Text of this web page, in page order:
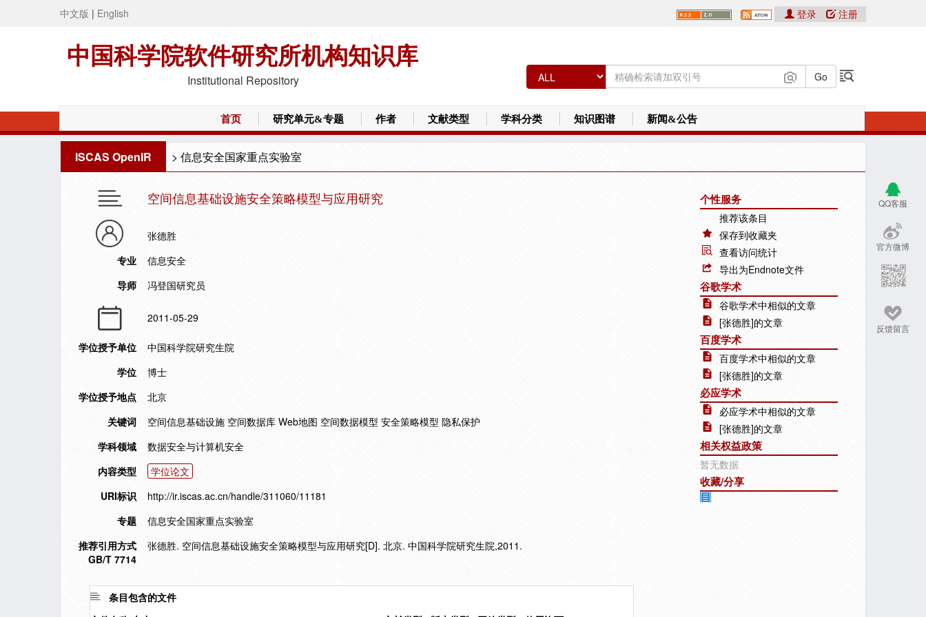
中文版 | English
中国科学院软件研究所机构知识库
Institutional Repository
登录 注册
首页 研究单元&专题 作者 文献类型 学科分类 知识图谱 新闻&公告
ISCAS OpenIR > 信息安全国家重点实验室
QQ客服
官方微博
反馈留言
空间信息基础设施安全策略模型与应用研究
张德胜
专业
信息安全
导师
冯登国研究员
2011-05-29
学位授予单位
中国科学院研究生院
学位
博士
学位授予地点
北京
关键词
空间信息基础设施 空间数据库 Web地图 空间数据模型 安全策略模型 隐私保护
学科领域
数据安全与计算机安全
内容类型
学位论文
URI标识
http://ir.iscas.ac.cn/handle/311060/11181
专题
信息安全国家重点实验室
推荐引用方式
GB/T 7714
张德胜. 空间信息基础设施安全策略模型与应用研究[D]. 北京. 中国科学院研究生院,2011.
条目包含的文件
个性服务
推荐该条目
保存到收藏夹
查看访问统计
导出为Endnote文件
谷歌学术
谷歌学术中相似的文章
[张德胜]的文章
百度学术
百度学术中相似的文章
[张德胜]的文章
必应学术
必应学术中相似的文章
[张德胜]的文章
相关权益政策
暂无数据
收藏/分享